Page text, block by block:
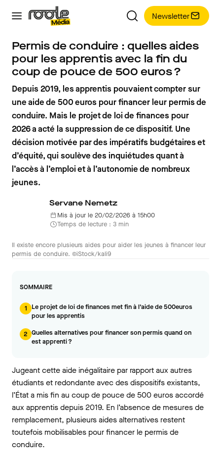
Newsletter
Permis de conduire : quelles aides
pour les apprentis avec la fin du
coup de pouce de 500 euros ?
Depuis 2019, les apprentis pouvaient compter sur
une aide de 500 euros pour financer leur permis de
conduire. Mais le projet de loi de finances pour
2026 a acté la suppression de ce dispositif. Une
décision motivée par des impératifs budgétaires et
d’équité, qui soulève des inquiétudes quant à
l’accès à l’emploi et à l’autonomie de nombreux
jeunes.
Servane Nemetz
Mis à jour le 20/02/2026 à 15h00
Temps de lecture : 3 min
Il existe encore plusieurs aides pour aider les jeunes à financer leur
permis de conduire. ©iStock/kali9
SOMMAIRE
1
Le projet de loi de finances met fin à l’aide de 500euros
pour les apprentis
2 Quelles alternatives pour financer son permis quand on
est apprenti ?
Jugeant cette aide inégalitaire par rapport aux autres
étudiants et redondante avec des dispositifs existants,
l’État a mis fin au coup de pouce de 500 euros accordé
aux apprentis depuis 2019. En l’absence de mesures de
remplacement, plusieurs aides alternatives restent
toutefois mobilisables pour financer le permis de
conduire.